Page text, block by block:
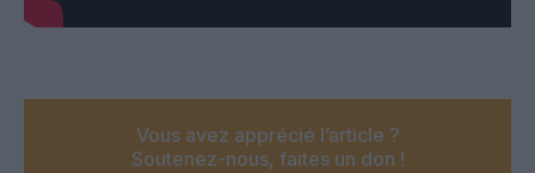
Vous avez apprécié l’article ?
Soutenez-nous, faites un don !